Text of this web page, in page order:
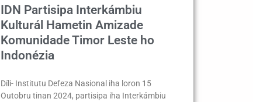
IDN Partisipa Interkámbiu
Kulturál Hametin Amizade
Komunidade Timor Leste ho
Indonézia
Díli- Institutu Defeza Nasional iha loron 15
Outobru tinan 2024, partisipa iha Interkámbiu